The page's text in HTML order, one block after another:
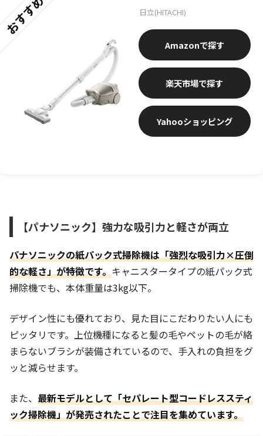
おすすめ 日立(HITACHI)
楽天市場
Amazon
Yahooショッピング
【パナソニック】強力な吸引力と軽さが両立
パナソニックの紙パック式掃除機は「強烈な吸引力×圧倒
的な軽さ」が特徴です。キャニスタータイプの紙パック式
掃除機でも、本体重量は3kg以下。
デザイン性にも優れており、見た目にこだわりたい人にも
ピッタリです。上位機種になると髪の毛やペットの毛が絡
まらないブラシが装備されているので、手入れの負担をグ
ッと減らせます。
また、 最新モデルとして「セパレート型コードレススティ
ック掃除機」が発売されたことで注目を集めています。